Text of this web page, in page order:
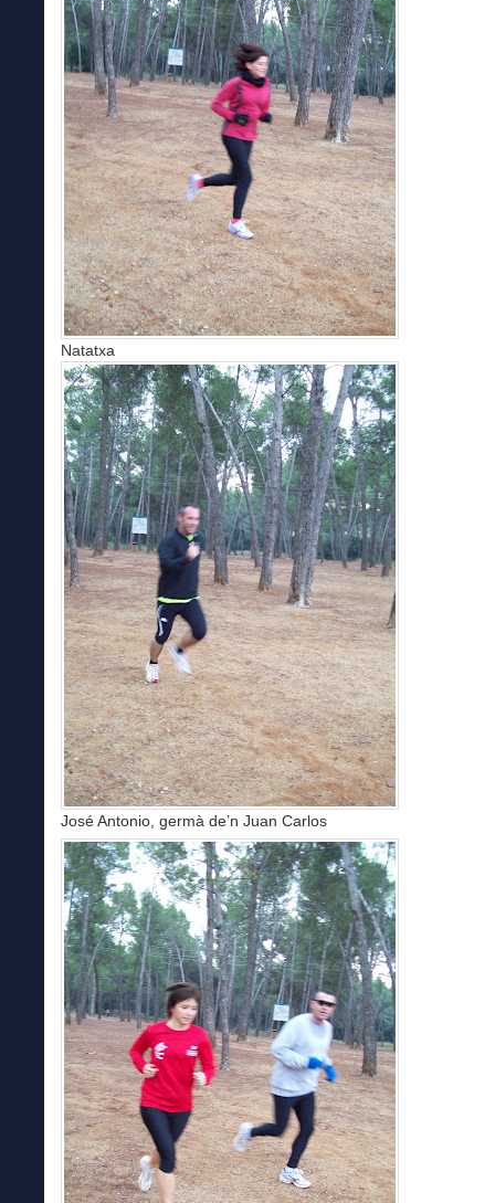
Natatxa
José Antonio, germà de’n Juan Carlos